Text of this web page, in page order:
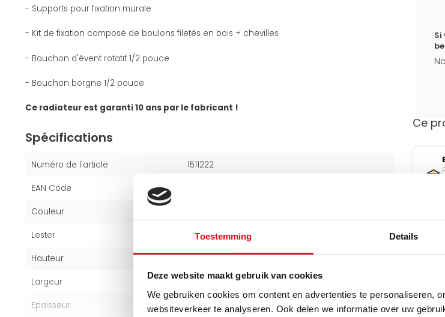
Toestemming Details
Deze website maakt gebruik van cookies
We gebruiken cookies om content en advertenties te personaliseren,
websiteverkeer te analyseren. Ook delen we informatie over uw
- Supports pour fixation murale
- Kit de fixation composé de boulons filetés en bois + chevilles
- Bouchon d'évent rotatif 1/2 pouce
- Bouchon borgne 1/2 pouce
Ce radiateur est garanti 10 ans par le fabricant !
Spécifications
Numéro de l'article 1511222
EAN Code
Couleur
Lester 48,9 kg
Hauteur 30 cm
Largeur 200 cm
Epaisseur 16 cm" --> "16 cm
Ce